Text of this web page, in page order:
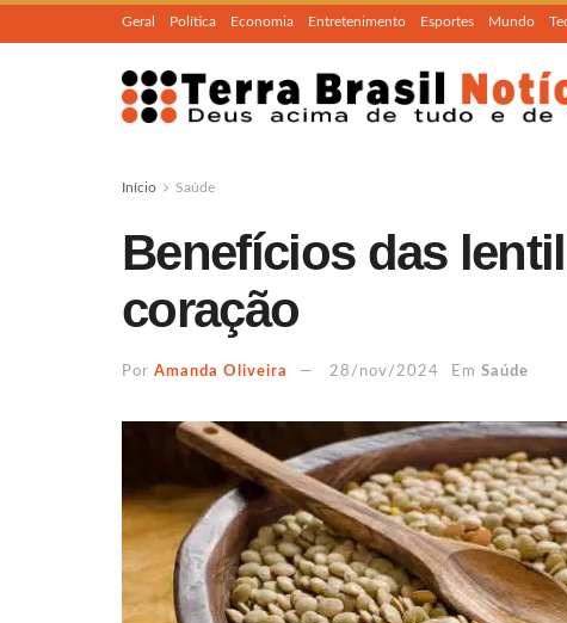
Geral Política Economia Entretenimento Esportes Mundo
Início Saúde
Benefícios das
coração
Por Amanda Oliveira 28/nov/2024 Em Saúde